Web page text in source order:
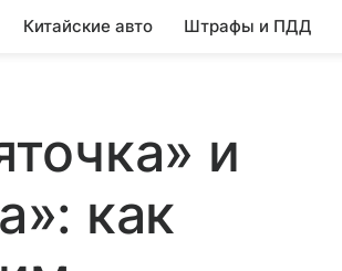
Китайские авто Штрафы и ПДД
и
как